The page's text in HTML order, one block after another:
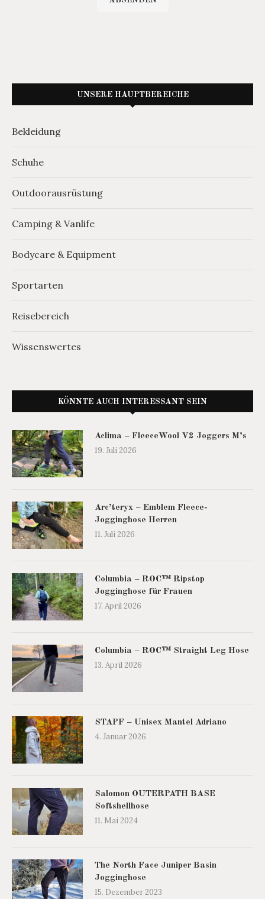
UNSERE HAUPTBEREICHE
Bekleidung
Schuhe
Outdoorausrüstung
Camping & Vanlife
Bodycare & Equipment
Sportarten
Reisebereich
Wissenswertes
KÖNNTE AUCH INTERESSANT SEIN
Aclima – FleeceWool V2 Joggers M’s
19. Juli 2026
Arc’teryx – Emblem Fleece-
Jogginghose Herren
11. Juli 2026
Columbia – ROC™ Ripstop
Jogginghose für Frauen
17. April 2026
Columbia – ROC™ Straight Leg Hose
13. April 2026
STAPF – Unisex Mantel Adriano
4. Januar 2026
Salomon OUTERPATH BASE
Softshellhose
11. Mai 2024
The North Face Juniper Basin
Jogginghose
15. Dezember 2023